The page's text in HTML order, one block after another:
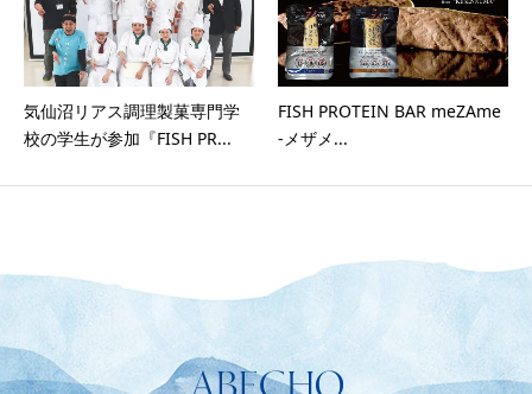
気仙沼リアス調理製菓専門学
校の学生が参加『FISH PR...
FISH PROTEIN BAR meZAme
-メザメ...